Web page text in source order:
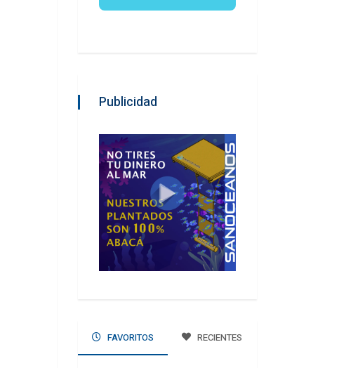
Publicidad
FAVORITOS RECIENTES